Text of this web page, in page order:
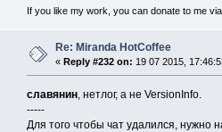
If you like my work, you can donate to me
Re: Miranda HotCoffee
«Reply #232 on: 19 07 2015,
славянин, нетлог, а не VersionInfo.
-----
Для того чтобы чат удалился, нужно